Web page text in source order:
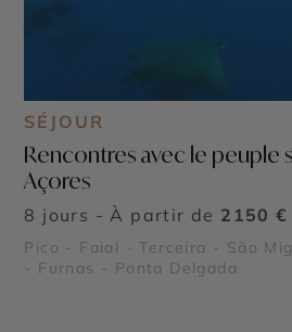
SÉJOUR
Rencontres avec le peuple
Açores
8 jours - À partir de 2150 €
Pico - Faial - Terceira - São
- Furnas - Ponta Delgada